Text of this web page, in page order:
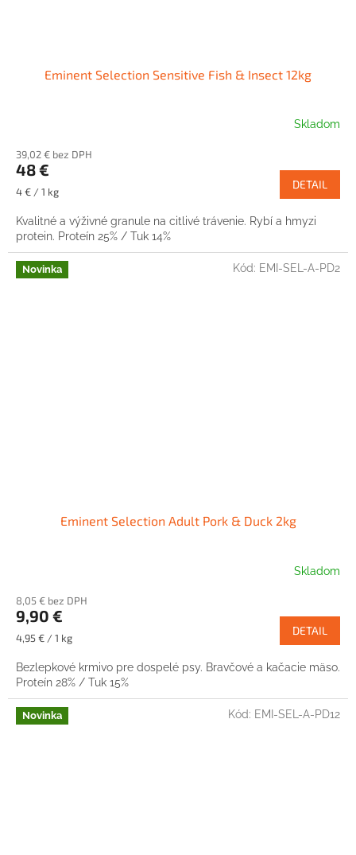
Eminent Selection Sensitive Fish & Insect 12kg
Skladom
39,02 € bez DPH
48 €
Jednotková
4 € / 1 kg
DETAIL
Kvalitné a výživné granule na citlivé trávenie. Rybí a hmyzi
protein. Proteín 25% / Tuk 14%
Novinka
Eminent Selection Adult Pork & Duck 2kg
Skladom
8,05 € bez DPH
9,90 €
Jednotková
4,95 € / 1 kg
DETAIL
Bezlepkové krmivo pre dospelé psy. Bravčové a kačacie mäso.
Proteín 28% / Tuk 15%
Kód: EMI-SEL-A-PD2
Novinka Kód: EMI-SEL-A-PD12